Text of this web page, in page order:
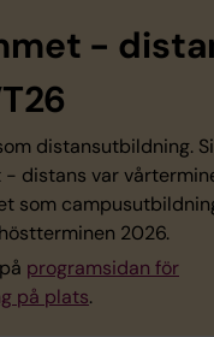
-
distansutbildning.
distans var
som
2026.
programsidan för
på plats.